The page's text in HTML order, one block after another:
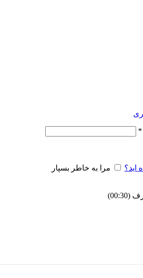
*
اید؟ مرا به خاطر بسپار
(00:
30
)